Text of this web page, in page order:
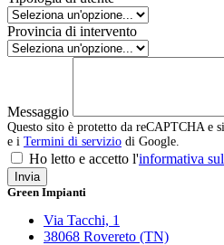
Provincia di intervento
Messaggio
Questo sito è protetto da reCAPTCHA e
e i Termini di servizio di Google.
Ho letto e accetto l'informativa
Invia
Green Impianti
Via Tacchi, 1
38068 Rovereto (TN)